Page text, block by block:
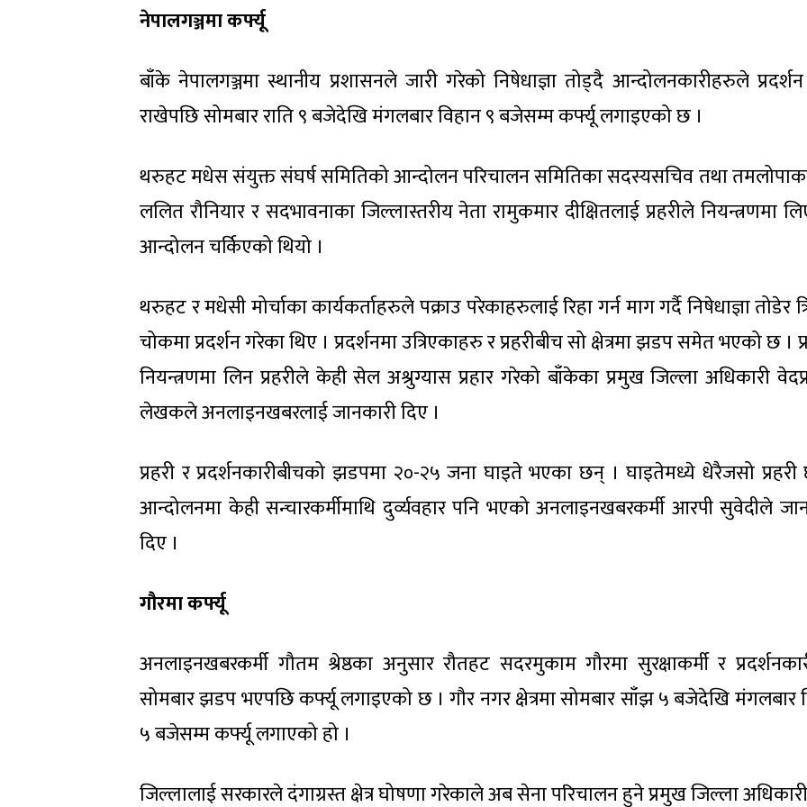
नेपालगञ्जमा कर्फ्यू
बाँके नेपालगञ्जमा स्थानीय प्रशासनले जारी गरेको निषेधाज्ञा तोड्दै आन्दोलनकारीहरुले
राखेपछि सोमबार राति ९ बजेदेखि मंगलबार विहान ९ बजेसम्म कर्फ्यू लगाइएको छ ।
थरुहट मधेस संयुक्त संघर्ष समितिको आन्दोलन परिचालन समितिका सदस्यसचिव तथा
ललित रौनियार र सदभावनाका जिल्लास्तरीय नेता रामुकमार दीक्षितलाई प्रहरीले नियन्त्रणमा
आन्दोलन चर्किएको थियो ।
थरुहट र मधेसी मोर्चाका कार्यकर्ताहरुले पक्राउ परेकाहरुलाई रिहा गर्न माग गर्दै निषेधाज्ञा तोडेर
चोकमा प्रदर्शन गरेका थिए । प्रदर्शनमा उत्रिएकाहरु र प्रहरीबीच सो क्षेत्रमा झडप समेत भएको छ ।
नियन्त्रणमा लिन प्रहरीले केही सेल अश्रुग्यास प्रहार गरेको बाँकेका प्रमुख जिल्ला अधिकारी
लेखकले अनलाइनखबरलाई जानकारी दिए ।
प्रहरी र प्रदर्शनकारीबीचको झडपमा २०-२५ जना घाइते भएका छन् । घाइतेमध्ये धेरैजसो
आन्दोलनमा केही सन्चारकर्मीमाथि दुर्व्यवहार पनि भएको अनलाइनखबरकर्मी आरपी सुवेदीले
दिए ।
गौरमा कर्फ्यू
अनलाइनखबरकर्मी गौतम श्रेष्ठका अनुसार रौतहट सदरमुकाम गौरमा सुरक्षाकर्मी र
सोमबार झडप भएपछि कर्फ्यू लगाइएको छ । गौर नगर क्षेत्रमा सोमबार साँझ ५ बजेदेखि मंगलबार
५ बजेसम्म कर्फ्यू लगाएको हो ।
जिल्लालाई सरकारले दंगाग्रस्त क्षेत्र घोषणा गरेकाले अब सेना परिचालन हुने प्रमुख जिल्ला अधिकारी